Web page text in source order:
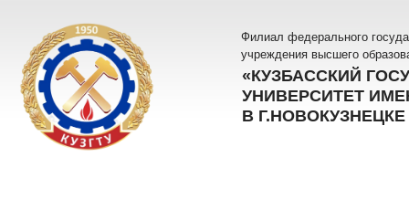
Филиал федерального
учреждения высшего
«КУЗБАССКИЙ
УНИВЕРСИТЕТ
В Г.НОВОКУЗНЕЦКЕ